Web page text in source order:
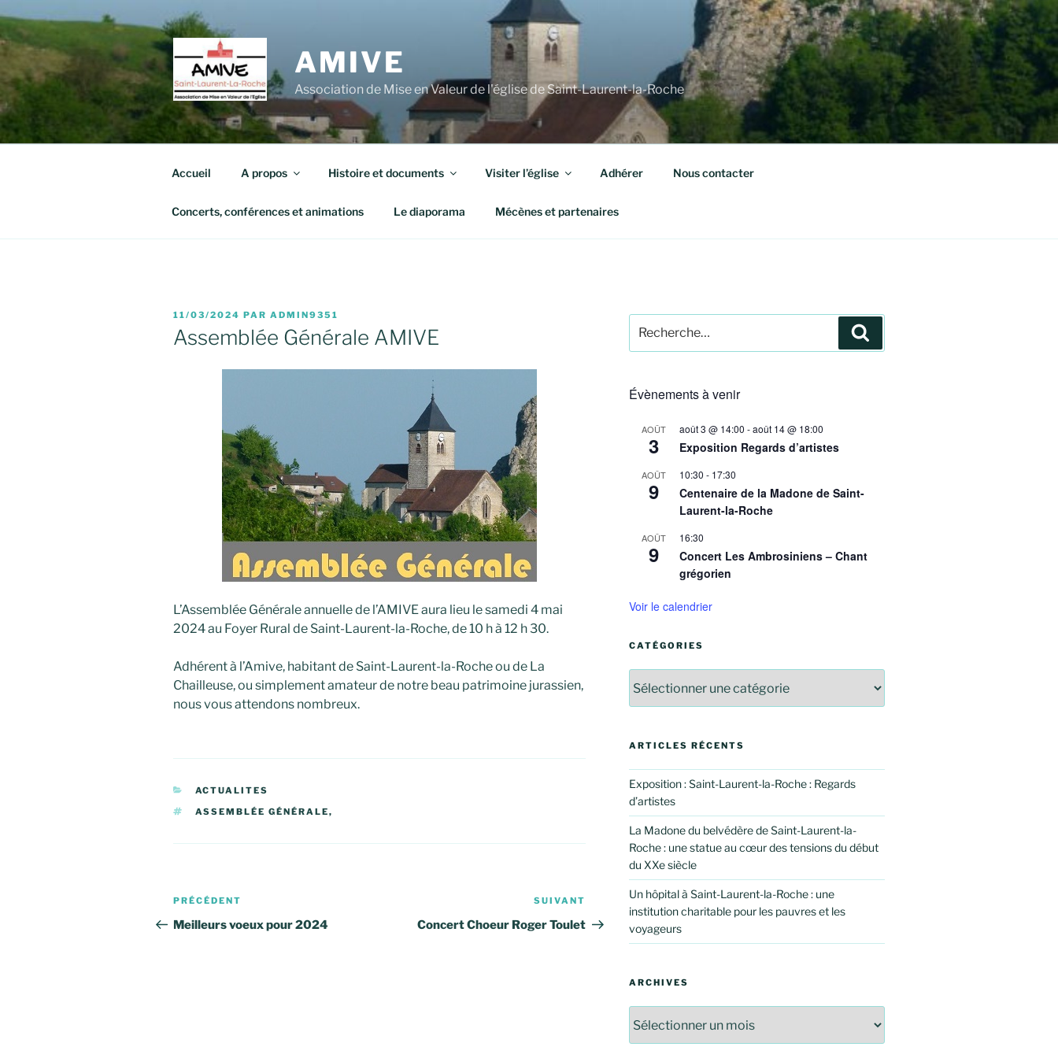
au
contenu
principal
AMIVE
Association de Mise en Valeur de l'église de Saint-Laurent-la-Roche
Accueil A propos Histoire et documents Visiter l’église Adhérer Nous contacter
Concerts, conférences et animations Le diaporama Mécènes et partenaires
PUBLIÉ
LE
11/03/2024 PAR ADMIN9351
Assemblée Générale AMIVE
L’Assemblée Générale annuelle de l’AMIVE aura lieu le samedi 4 mai
2024 au Foyer Rural de Saint-Laurent-la-Roche, de 10 h à 12 h 30.
Adhérent à l’Amive, habitant de Saint-Laurent-la-Roche ou de La
Chailleuse, ou simplement amateur de notre beau patrimoine jurassien,
nous vous attendons nombreux.
CATÉGORIES
ACTUALITES
ÉTIQUETTES
ASSEMBLÉE GÉNÉRALE,
Navigation
de
Article
précédent
PRÉCÉDENT
Meilleurs voeux pour 2024
suivant
SUIVANT
Concert Choeur Roger Toulet
pour
:
Évènements à venir
AOÛT
3
août 3 @ 14:00 -août 14 @ 18:00
Exposition Regards d’artistes
AOÛT
9
10:30 - 17:30
Centenaire de la Madone de Saint-
Laurent-la-Roche
AOÛT
9
16:30
Concert Les Ambrosiniens – Chant
grégorien
Voir le calendrier
CATÉGORIES
ARTICLES RÉCENTS
Exposition : Saint-Laurent-la-Roche : Regards
d’artistes
La Madone du belvédère de Saint-Laurent-la-
Roche : une statue au cœur des tensions du début
du XXe siècle
Un hôpital à Saint-Laurent-la-Roche : une
institution charitable pour les pauvres et les
voyageurs
ARCHIVES